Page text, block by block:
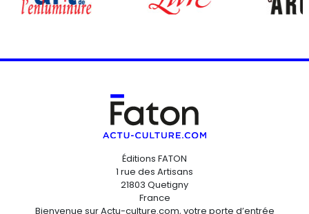
Éditions FATON
1 rue des Artisans
21803 Quetigny
France
Bienvenue sur Actu-culture.com, votre porte d’entrée